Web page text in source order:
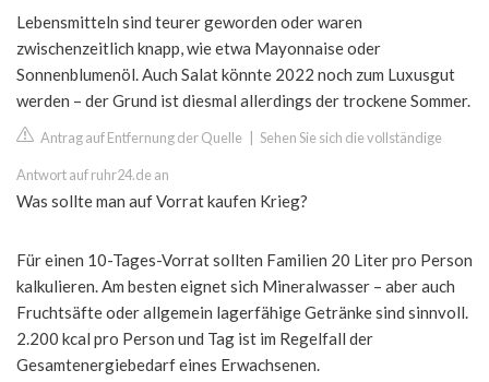
Lebensmitteln sind teurer geworden oder waren
zwischenzeitlich knapp, wie etwa Mayonnaise oder
Sonnenblumenöl. Auch Salat könnte 2022 noch zum Luxusgut
werden – der Grund ist diesmal allerdings der trockene Sommer.
Antrag auf Entfernung der Quelle Sehen Sie sich die vollständige
Antwort auf ruhr24.de an
Was sollte man auf Vorrat kaufen Krieg?
Für einen 10-Tages-Vorrat sollten Familien 20 Liter pro Person
kalkulieren. Am besten eignet sich Mineralwasser – aber auch
Fruchtsäfte oder allgemein lagerfähige Getränke sind sinnvoll.
2.200 kcal pro Person und Tag ist im Regelfall der
Gesamtenergiebedarf eines Erwachsenen.